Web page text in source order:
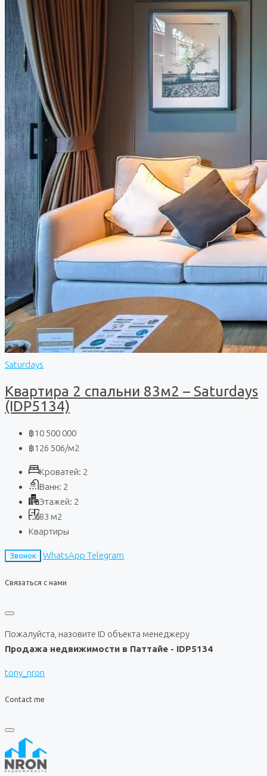
Saturdays
Квартира 2 спальни 83м2 – Saturdays
(IDP5134)
฿10 500 000
฿126 506/м2
Кроватей: 2
Ванн: 2
Этажей: 2
83 м2
Квартиры
Звонок WhatsApp Telegram
Связаться с нами
Пожалуйста, назовите ID объекта менеджеру
Продажа недвижимости в Паттайе - IDP5134
tony_nron
Contact me